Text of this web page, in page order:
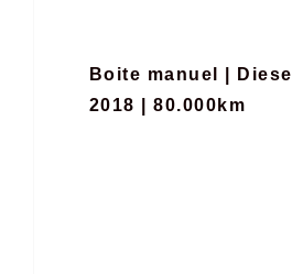
Boite manuel Diesel
2018 | 80.000km